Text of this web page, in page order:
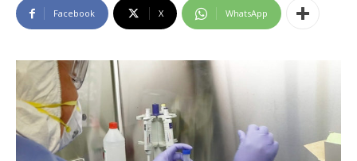
Facebook X WhatsApp